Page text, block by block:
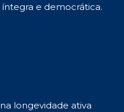
e democrática.
longevidade ativa